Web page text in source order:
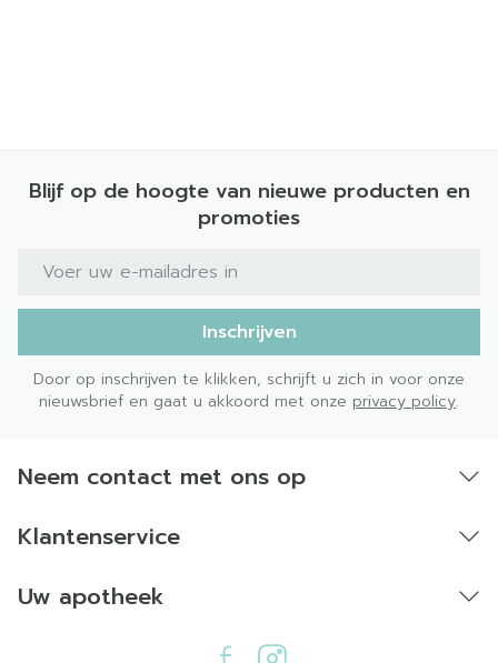
Blijf op de hoogte van nieuwe producten en
promoties
E-mail adres
Inschrijven
Door op inschrijven te klikken, schrijft u zich in voor onze
nieuwsbrief en gaat u akkoord met onze privacy policy.
Neem contact met ons op
Klantenservice
Uw apotheek